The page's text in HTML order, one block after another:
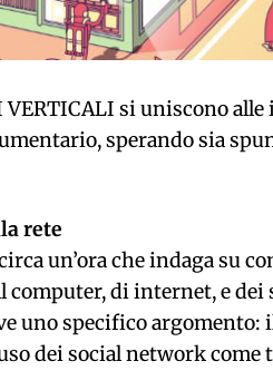
si uniscono
sperando sia
rete
un’ora che indaga su
computer, di internet, e
uno specifico
dei social network